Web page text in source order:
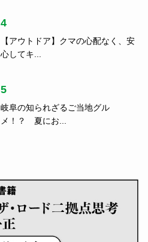
4
【アウトドア】クマの心配なく、安
心してキ...
5
岐阜の知られざるご当地グル
メ！？ 夏にお...